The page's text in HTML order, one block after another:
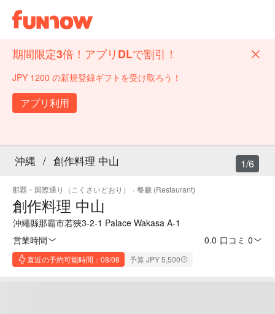
期間限定3倍！アプリDLで割引！
JPY 1200 の新規登録ギフトを受け取ろう！
アプリ利用
沖縄 / 創作料理 中山
那覇・国際通り（こくさいどおり） · 餐廳 (Restaurant)
創作料理 中山
沖繩縣那霸市若狹3-2-1 Palace Wakasa A-1
営業時間
0.0 口コミ 0
直近の予約可能時間：08/08 予算 JPY 5,500
1/6